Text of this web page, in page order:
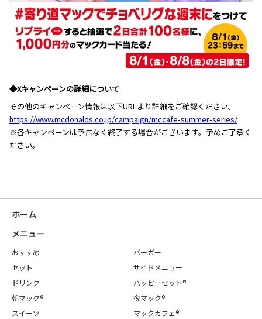
◆Xキャンペーンの詳細について
その他のキャンペーン情報は以下URLより詳細をご確認ください。
https://www.mcdonalds.co.jp/campaign/mccafe-summer-series/
※各キャンペーンは予告なく終了する場合がございます。予めご了承く
ださい。
ホーム
メニュー
おすすめ
バーガー
セット
サイドメニュー
ドリンク
ハッピーセット®
朝マック®
夜マック®
スイーツ
マックカフェ®